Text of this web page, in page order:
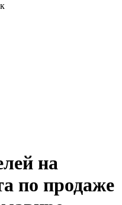
на
по продаже